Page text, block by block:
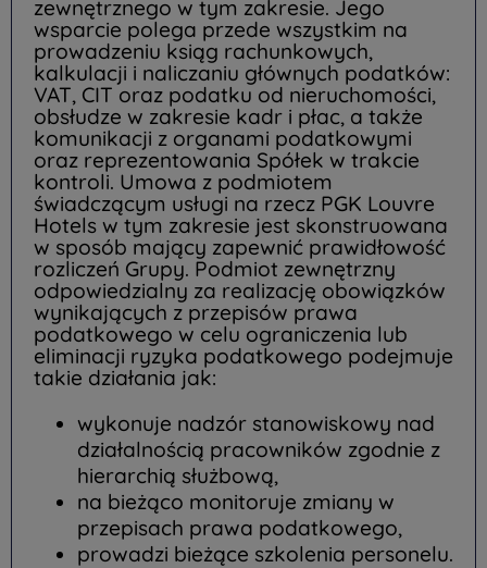
zewnętrznego w tym zakresie. Jego
wsparcie polega przede wszystkim na
prowadzeniu ksiąg rachunkowych,
kalkulacji i naliczaniu głównych podatków:
VAT, CIT oraz podatku od nieruchomości,
obsłudze w zakresie kadr i płac, a także
komunikacji z organami podatkowymi
oraz reprezentowania Spółek w trakcie
kontroli. Umowa z podmiotem
świadczącym usługi na rzecz PGK Louvre
Hotels w tym zakresie jest skonstruowana
w sposób mający zapewnić prawidłowość
rozliczeń Grupy. Podmiot zewnętrzny
odpowiedzialny za realizację obowiązków
wynikających z przepisów prawa
podatkowego w celu ograniczenia lub
eliminacji ryzyka podatkowego podejmuje
takie działania jak:
wykonuje nadzór stanowiskowy nad
działalnością pracowników zgodnie z
hierarchią służbową,
na bieżąco monitoruje zmiany w
przepisach prawa podatkowego,
prowadzi bieżące szkolenia personelu.